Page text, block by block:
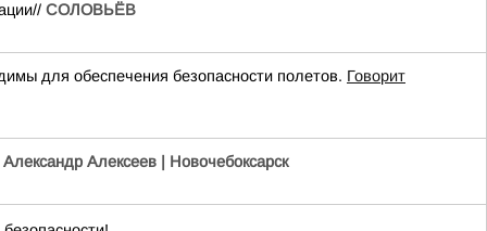
СОЛОВЬЁВ
для обеспечения безопасности полетов. Говорит
Александр Алексеев | Новочебоксарск